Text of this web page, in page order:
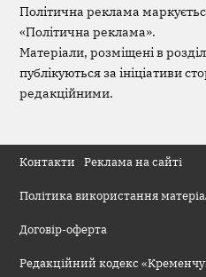
Політична реклама
«Політична реклама».
Матеріали, розміщені в
публікуються за ініціативи
редакційними.
Контакти Реклама на сайті
Політика використання
Договір-оферта
Редакційний кодекс